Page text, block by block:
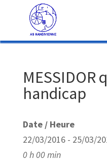
MESSIDOR
handicap
Date / Heure
22/03/2016 - 25/03/
0 h 00 min